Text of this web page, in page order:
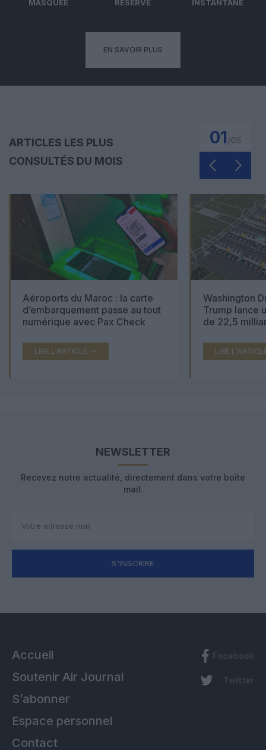
MASQUÉE
RÉSERVÉ
INSTANTANÉ
EN SAVOIR PLUS
ARTICLES LES PLUS
CONSULTÉS DU MOIS
01
Aéroports du Maroc : la carte
d’embarquement passe au tout
numérique avec Pax Check
LIRE L'ARTICLE
Washington
Trump lance
de 22,5
LIRE
NEWSLETTER
Recevez notre actualité, directement dans votre boîte
mail.
S'INSCRIRE
Accueil
Soutenir Air Journal
S’abonner
Espace personnel
Contact